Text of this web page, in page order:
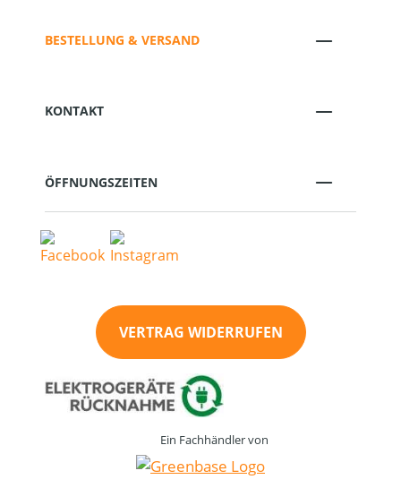
BESTELLUNG & VERSAND
KONTAKT
ÖFFNUNGSZEITEN
VERTRAG WIDERRUFEN
Ein Fachhändler von